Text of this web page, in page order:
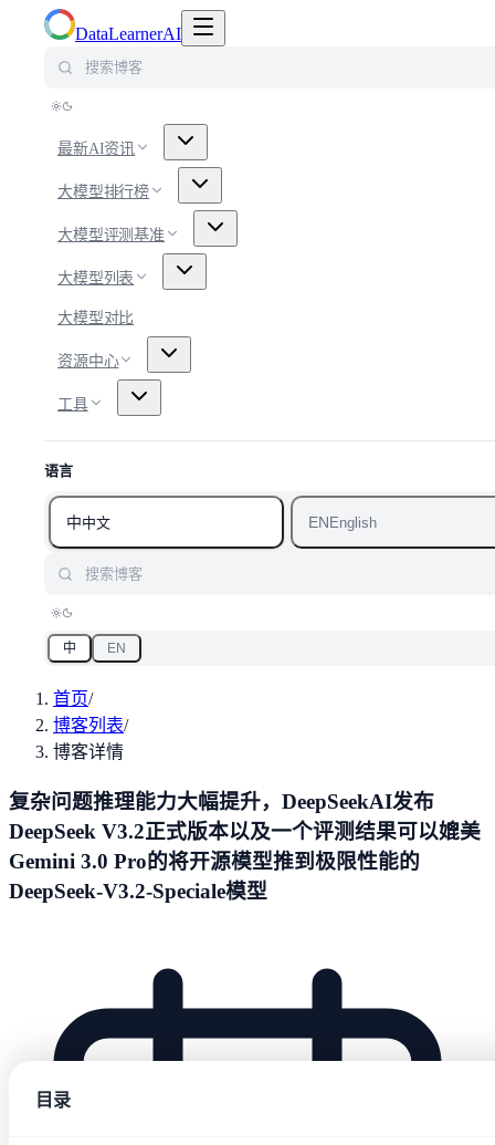
DataLearnerAI
最新AI资讯
大模型排行榜
大模型评测基准
大模型列表
大模型对比
资源中心
工具
语言
中中文 ENEnglish
中 EN
目录
首页/
博客列表/
博客详情
复杂问题推理能力大幅提升，DeepSeekAI发布
DeepSeek V3.2正式版本以及一个评测结果可以媲美
Gemini 3.0 Pro的将开源模型推到极限性能的
DeepSeek-V3.2-Speciale模型